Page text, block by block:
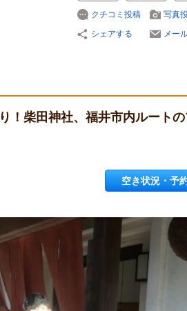
クチコミ投稿
写真
シェアする
メー
！柴田神社、福井市内ルートの
空き状況・予